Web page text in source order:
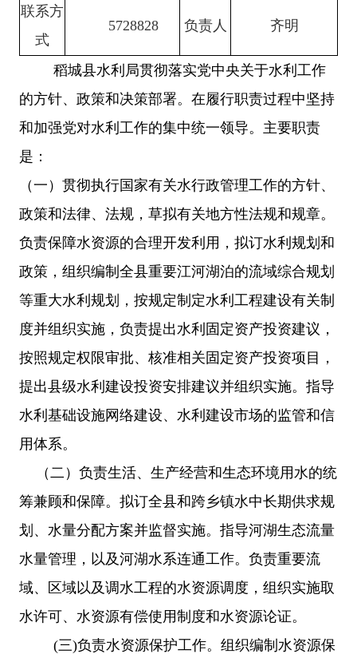
联系方
式
5728828 负责人 齐明
稻城县水利局贯彻落实党中央关于水利工作
的方针、政策和决策部署。在履行职责过程中坚持
和加强党对水利工作的集中统一领导。 主要职责
是：
（一）贯彻执行国家有关水行政管理工作的方针、
政策和法律、法规，草拟有关地方性法规和规章。
负责保障水资源的合理开发利用， 拟订水利规划和
政策，组织编制全县重要江河湖泊的流域综合规划
等重大水利规划，按规定制定水利工程建设有关制
度并组织实施，负责提出水利固定资产投资建议，
按照规定权限审批、核准相关固定资产投资项目，
提出县级水利建设投资安排建议并组织实施。 指导
水利基础设施网络建设、水利建设市场的监管和信
用体系。
（二）负责生活、生产经营和生态环境用水的统
筹兼顾和保障。拟订全县和跨乡镇水中长期供求规
划、水量分配方案并监督实施。 指导河湖生态流量
水量管理，以及河湖水系连通工作。负责重要流
域、区域以及调水工程的水资源调度，组织实施取
水许可、水资源有偿使用制度和水资源论证。
(三)负责水资源保护工作。组织编制水资源保